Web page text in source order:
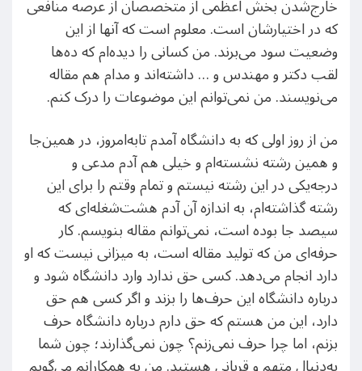
خارج‌شدن بخش اعظمی از متخصصان از عرصه منافعی
که در اختیارشان است. معلوم است که آنها از این
وضعیت سود می‌برند. من کسانی را دیده‌ام که ده‌ها
لقب دکتر و مهندس و … داشته‌اند و مدام هم مقاله
می‌نویسند. من نمی‌توانم این موضوعات را درک کنم.
من از روز اولی که به دانشگاه آمدم تا‌به‌امروز، در همین‌جا
و همین رشته نشسته‌ام و خیلی هم آدم مدعی و
درجه‌یکی در این رشته نیستم و تمام وقتم را برای این
رشته گذاشته‌ام، به اندازه آن آدم هشت‌شغله‌ای که
سیصد جا بوده است، نمی‌توانم مقاله بنویسم. کار
حرفه‌ای من که تولید مقاله است، به میزانی نیست که او
دارد انجام می‌دهد. کسی حق ندارد وارد دانشگاه شود و
درباره دانشگاه این حرف‌ها را بزند و اگر کسی هم حق
دارد، این من هستم که حق دارم درباره دانشگاه حرف
بزنم، اما چرا حرف نمی‌زنم؟ چون نمی‌گذارند؛ چون شما